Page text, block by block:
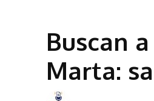
Buscan
Marta: